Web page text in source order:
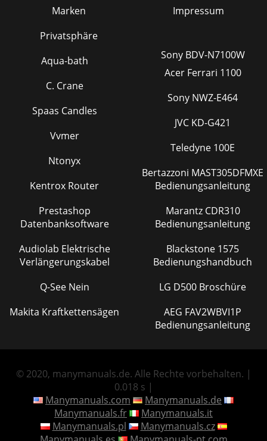
Marken
Privatsphäre
Impressum
Aqua-bath
C. Crane
Spaas Candles
Vvmer
Ntonyx
Kentrox Router
Prestashop
Datenbanksoftware
Audiolab Elektrische
Verlängerungskabel
Q-See Nein
Makita Kraftkettensägen
Sony BDV-N7100W
Acer Ferrari 1100
Sony NWZ-E464
JVC KD-G421
Teledyne 100E
Bertazzoni MAST305DFMXE
Bedienungsanleitung
Marantz CDR310
Bedienungsanleitung
Blackstone 1575
Bedienungshandbuch
LG D500 Broschüre
AEG FAV2WBVI1P
Bedienungsanleitung
© 2020, manymanuals.de. Alle Rechte vorbehalten. |
0.018 s |
Manymanuals.com
Manymanuals.de
Manymanuals.fr
Manymanuals.it
Manymanuals.pl
Manymanuals.cz